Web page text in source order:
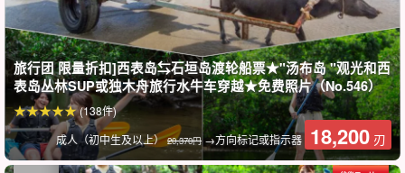
旅行团 限量折扣]西表岛⇆石垣岛渡轮船票★"汤布岛 "观光和西
表岛丛林SUP或独木舟旅行水牛车穿越★免费照片（No.546）
成人（初中生及以上）20,370円→方向标记或指示器 18,200 刃
(138件)